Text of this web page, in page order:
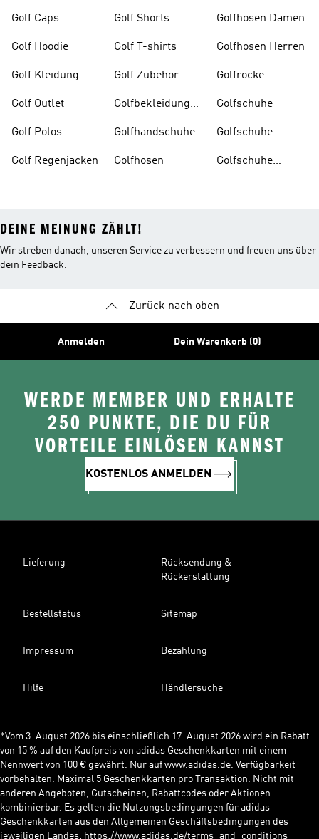
Golf Caps
Golf Hoodie
Golf Kleidung
Golf Outlet
Golf Polos
Golf Regenjacken
Golf Shorts
Golf T-shirts
Golf Zubehör
Golfbekleidung
Golfhandschuhe
Golfhosen
Golfhosen Damen
Golfhosen Herren
Golfröcke
Golfschuhe
Golfschuhe
Golfschuhe
DEINE MEINUNG ZÄHLT!
Wir streben danach, unseren Service zu verbessern und freuen uns über
dein Feedback.
Zurück nach oben
Anmelden Dein Warenkorb (0)
WERDE MEMBER UND ERHALTE
250 PUNKTE, DIE DU FÜR
VORTEILE EINLÖSEN KANNST
KOSTENLOS ANMELDEN
Lieferung
Rücksendung &
Rückerstattung
Bestellstatus Sitemap
Impressum Bezahlung
Hilfe Händlersuche
*Vom 3. August 2026 bis einschließlich 17. August 2026 wird ein Rabatt
von 15 % auf den Kaufpreis von adidas Geschenkkarten mit einem
Nennwert von 100 € gewährt. Nur auf www.adidas.de. Verfügbarkeit
vorbehalten. Maximal 5 Geschenkkarten pro Transaktion. Nicht mit
anderen Angeboten, Gutscheinen, Rabattcodes oder Aktionen
kombinierbar. Es gelten die Nutzungsbedingungen für adidas
Geschenkkarten aus den Allgemeinen Geschäftsbedingungen des
jeweiligen Landes: https://www.adidas.de/terms_and_conditions